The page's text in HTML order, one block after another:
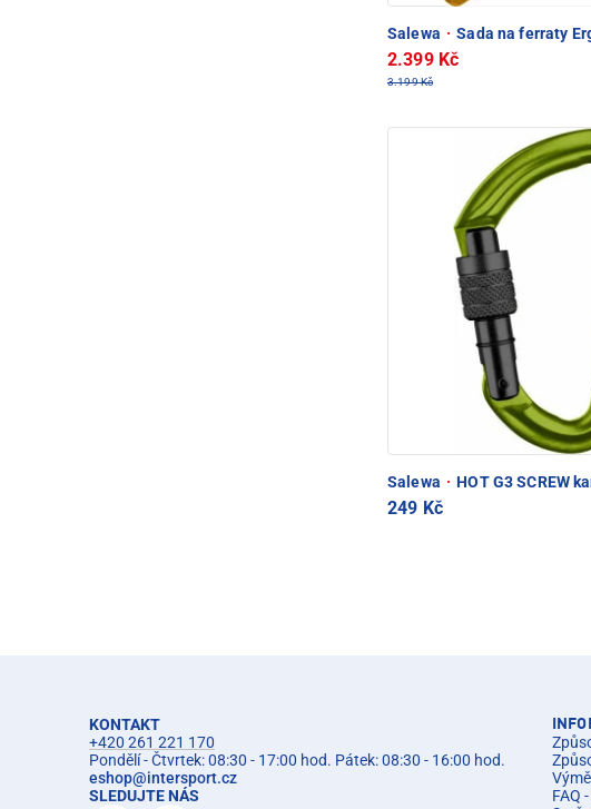
Salewa · Sada na ferraty
2.399 Kč
3.199 Kč
Salewa · HOT G3 SCREW
249 Kč
KONTAKT
+420 261 221 170
Pondělí - Čtvrtek: 08:30 - 17:00 hod. Pátek: 08:30 - 16:00 hod.
eshop@intersport.cz
SLEDUJTE NÁS
FAQ